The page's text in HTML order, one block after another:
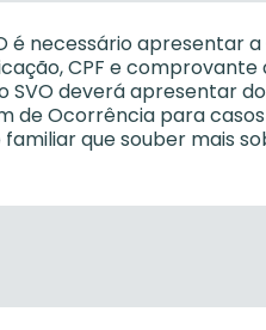
necessário apresentar a
CPF e comprovante
SVO deverá apresentar
de Ocorrência para
que souber mais